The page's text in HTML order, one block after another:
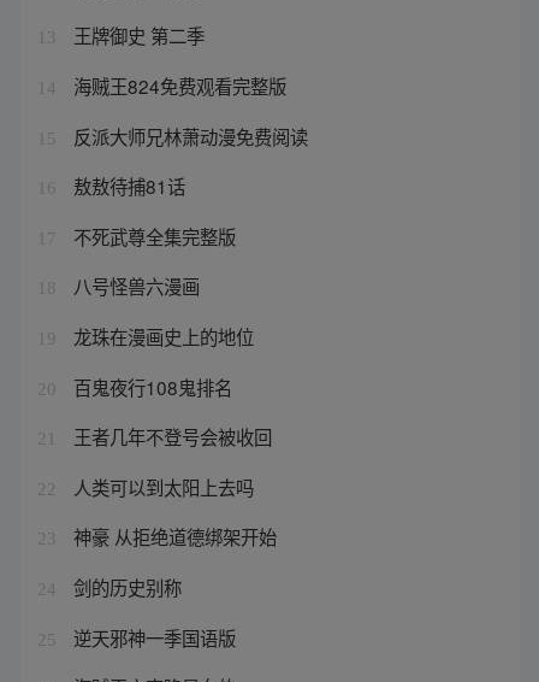
13 王牌御史 第二季
14 海贼王824免费观看完整版
15 反派大师兄林萧动漫免费阅读
16 敖敖待捕81话
17 不死武尊全集完整版
18 八号怪兽六漫画
19 龙珠在漫画史上的地位
20 百鬼夜行108鬼排名
21 王者几年不登号会被收回
22 人类可以到太阳上去吗
23 神豪 从拒绝道德绑架开始
24 剑的历史别称
25 逆天邪神一季国语版